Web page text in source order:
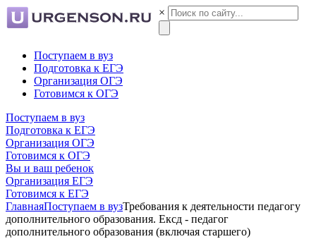
×
Поступаем в вуз
Подготовка к ЕГЭ
Организация ОГЭ
Готовимся к ОГЭ
Поступаем в вуз
Подготовка к ЕГЭ
Организация ОГЭ
Готовимся к ОГЭ
Вы и ваш ребенок
Организация ЕГЭ
Готовимся к ЕГЭ
ГлавнаяПоступаем в вузТребования к деятельности педагогу
дополнительного образования. Ексд - педагог
дополнительного образования (включая старшего)